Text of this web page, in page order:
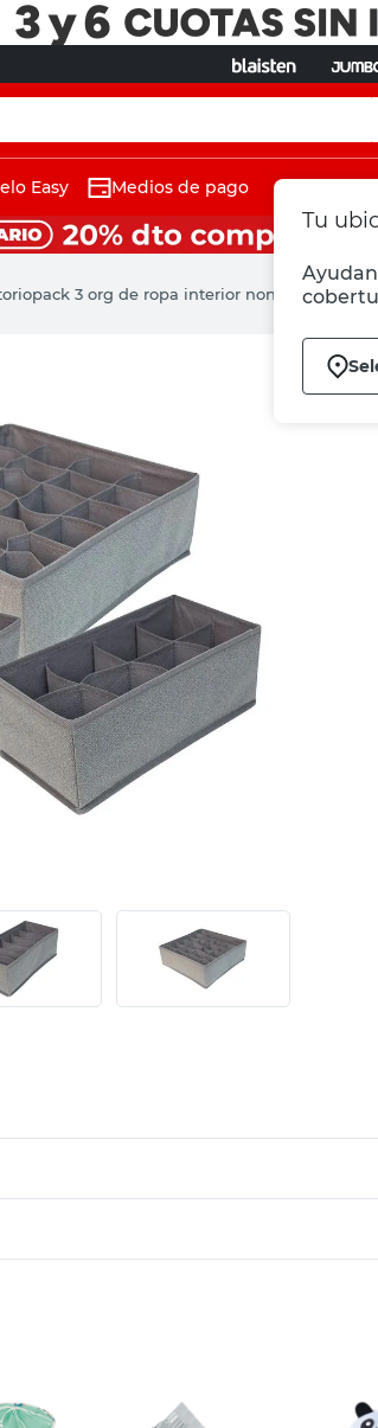
Tu
Easy Medios de pago
pack 3 org de ropa interior non woven